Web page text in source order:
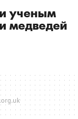
ученым
медведей